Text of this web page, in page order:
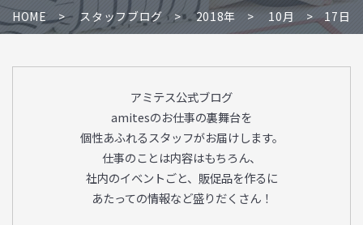
HOME スタッフブログ 2018年 10月 17日
アミテス公式ブログ
amitesのお仕事の裏舞台を
個性あふれるスタッフがお届けします。
仕事のことは内容はもちろん、
社内のイベントごと、販促品を作るに
あたっての情報など盛りだくさん！